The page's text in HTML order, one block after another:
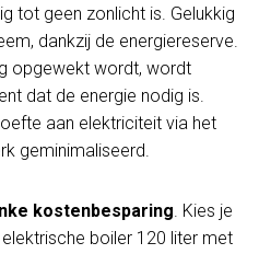
tot geen zonlicht is. Gelukkig
dankzij de energiereserve.
opgewekt wordt, wordt
dat de energie nodig is.
aan elektriciteit via het
geminimaliseerd.
kostenbesparing. Kies je
boiler 120 liter met